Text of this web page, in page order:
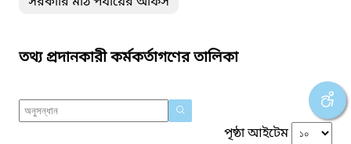
তথ্য প্রদানকারী কর্মকর্তাগণের তালিকা
পৃষ্ঠা আইটেম